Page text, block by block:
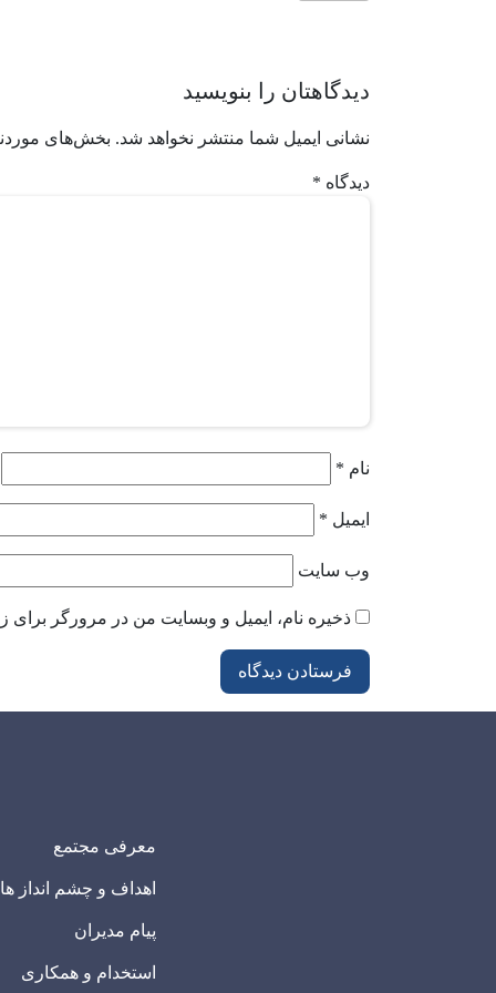
دیدگاهتان را بنویسید
نشانی ایمیل شما منتشر نخواهد شد. بخش‌های
دیدگاه *
نام *
ایمیل *
وب‌ سایت
ذخیره نام، ایمیل و وبسایت من در مرورگر برای
معرفی مجتمع
اهداف و چشم انداز ها
پیام مدیران
استخدام و همکاری